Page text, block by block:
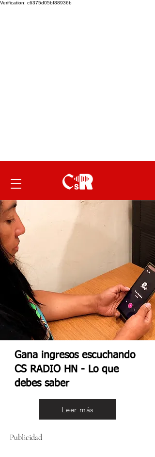
Verification: c6375d05bf88936b
Gana ingresos escuchando
CS RADIO HN - Lo que
debes saber
Leer más
Publicidad